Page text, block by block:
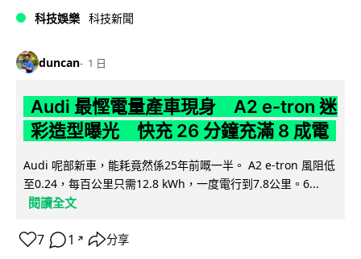
科技娛樂 科技新聞
duncan 1 日
Audi 最慳電量產車現身 A2 e-tron 迷
彩造型曝光 快充 26 分鐘充滿 8 成電
Audi 呢部新車，能耗竟然係25年前嘅一半。 A2 e-tron 風阻低
至0.24，每百公里只需12.8 kWh，一度電行到7.8公里。6...
閱讀全文
7 1 ↗ 分享